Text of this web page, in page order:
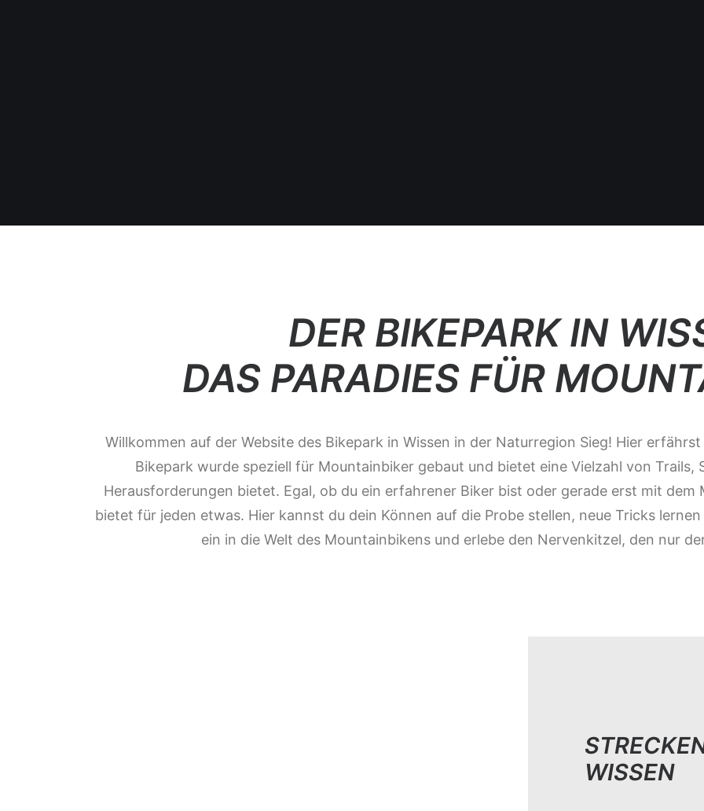
DER BIKEPARK IN
DAS PARADIES FÜR
Willkommen auf der Website des Bikepark in Wissen in der Naturregion Sieg! Hier
Bikepark wurde speziell für Mountainbiker gebaut und bietet eine Vielzahl von Trails,
Herausforderungen bietet. Egal, ob du ein erfahrener Biker bist oder gerade erst mit
bietet für jeden etwas. Hier kannst du dein Können auf die Probe stellen, neue Tricks
ein in die Welt des Mountainbikens und erlebe den Nervenkitzel, den nur
WISSEN